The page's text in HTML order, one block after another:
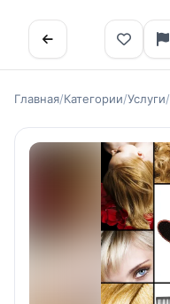
Главная/Категории/Услуги/